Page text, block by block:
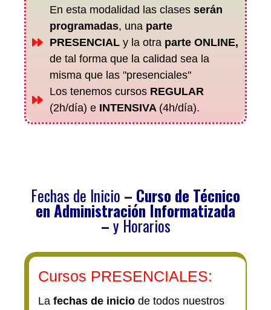
En esta modalidad las clases serán
programadas, una parte
PRESENCIALy la otra parte ONLINE,
de tal forma que la calidad sea la
misma que las "presenciales"
Los tenemos cursos REGULAR
(2h/día) e INTENSIVA (4h/día).
Fechas de Inicio – Curso de Técnico
en Administración Informatizada
–y Horarios
Cursos PRESENCIALES:
La fechas de inicio de todos nuestros